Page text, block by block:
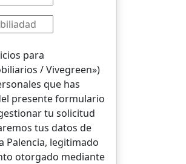
para
/ Vivegreen»)
que has
presente formulario
tu solicitud
tus datos de
Palencia, legitimado
otorgado mediante